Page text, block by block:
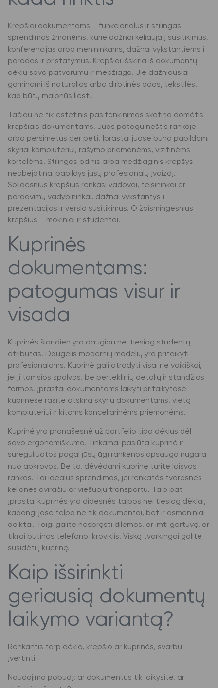
Krepšiai dokumentams – funkcionalus ir stilingas
sprendimas žmonėms, kurie dažnai keliauja į susitikimus,
konferencijas arba menininkams, dažnai vykstantiems į
parodas ir pristatymus. Krepšiai išskiria iš dokumentų
dėklų savo patvarumu ir medžiaga. Jie dažniausiai
gaminami iš natūralios arba dirbtinės odos, tekstilės,
kad būtų malonūs liesti.
Tačiau ne tik estetinis pasitenkinimas skatina domėtis
krepšiais dokumentams. Juos patogu neštis rankoje
arba persimetus per petį. Įprastai juose būna papildomi
skyriai kompiuteriui, rašymo priemonėms, vizitinėms
kortelėms. Stilingas odinis arba medžiaginis krepšys
neabejotinai papildys jūsų profesionalų įvaizdį.
Solidesnius krepšius renkasi vadovai, teisininkai ar
pardavimų vadybininkai, dažnai vykstantys į
prezentacijas ir verslo susitikimus. O žaismingesnius
krepšius – mokiniai ir studentai.
Kuprinės
dokumentams:
patogumas visur ir
visada
Kuprinės šiandien yra daugiau nei tiesiog studentų
atributas. Daugelis modernių modelių yra pritaikyti
profesionalams. Kuprinė gali atrodyti visai ne vaikiškai,
jei ji tamsios spalvos, be perteklinių detalių ir standžios
formos. Įprastai dokumentams laikyti pritaikytose
kuprinėse rasite atskirą skyrių dokumentams, vietą
kompiuteriui ir kitoms kanceliarinėms priemonėms.
Kuprinė yra pranašesnė už portfelio tipo dėklus dėl
savo ergonomiškumo. Tinkamai pasiūta kuprinė ir
sureguliuotos pagal jūsų ūgį rankenos apsaugo nugarą
nuo apkrovos. Be to, dėvėdami kuprinę turite laisvas
rankas. Tai idealus sprendimas, jei renkatės tvaresnes
keliones dviračiu ar viešuoju transportu. Taip pat
įprastai kuprinės yra didesnės talpos nei tiesiog dėklai,
kadangi jose telpa ne tik dokumentai, bet ir asmeniniai
daiktai. Taigi galite nespręsti dilemos, ar imti gertuvę, ar
tikrai būtinas telefono įkroviklis. Viską tvarkingai galite
susidėti į kuprinę.
Kaip išsirinkti
geriausią dokumentų
laikymo variantą?
Renkantis tarp dėklo, krepšio ar kuprinės, svarbu
įvertinti:
Naudojimo pobūdį: ar dokumentus tik laikysite, ar